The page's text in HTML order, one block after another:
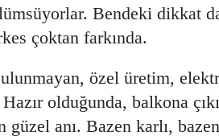
Bendeki dikkat
çoktan farkında.
özel üretim,
olduğunda, balkona
anı. Bazen karlı,